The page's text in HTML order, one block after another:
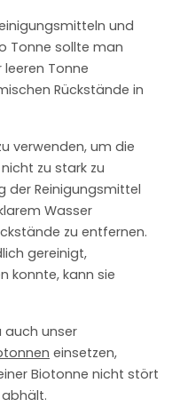
und
Tonne sollte man
Tonne
Rückstände in
verwenden, um die
zu stark zu
der Reinigungsmittel
Wasser
zu entfernen.
gereinigt,
konnte, kann sie
auch unser
einsetzen,
Biotonne nicht stört